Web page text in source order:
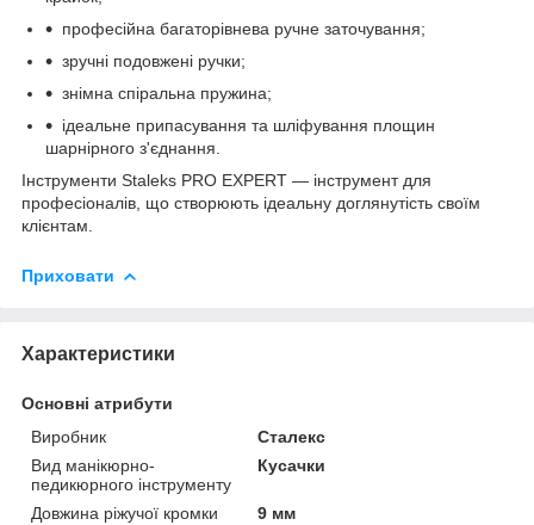
професійна багаторівнева ручне заточування;
зручні подовжені ручки;
знімна спіральна пружина;
ідеальне припасування та шліфування площин
шарнірного з'єднання.
Інструменти Staleks PRO EXPERT — інструмент для
професіоналів, що створюють ідеальну доглянутість своїм
клієнтам.
Приховати
Характеристики
Основні атрибути
Виробник
Сталекс
Вид манікюрно-
педикюрного інструменту
Кусачки
Довжина ріжучої кромки
9 мм